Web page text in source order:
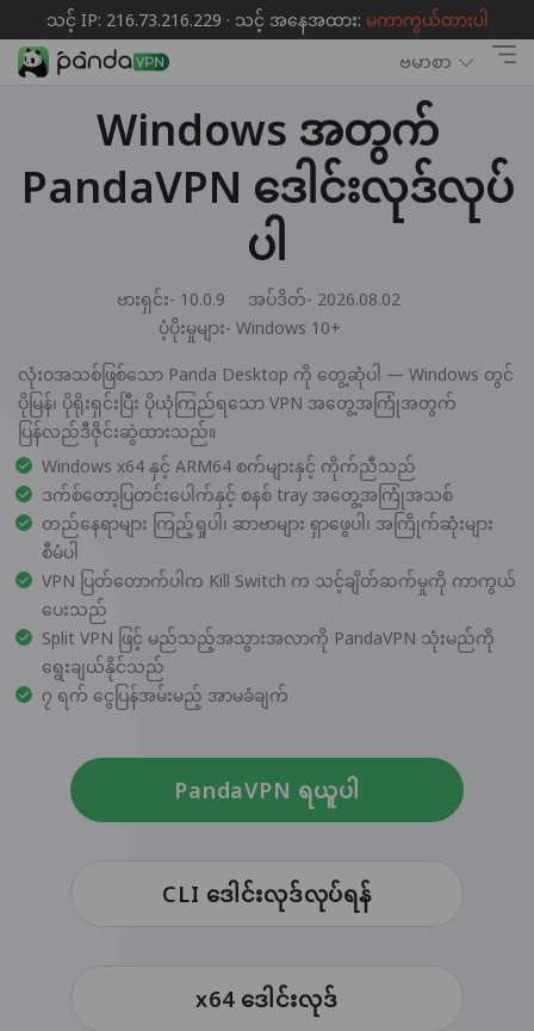
သင့် IP: 216.73.216.229 · သင့် အနေအထား: မကာကွယ်ထားပါ
ဗမာစာ
Windows အတွက်
PandaVPN ဒေါင်းလုဒ်လုပ်
ပါ
ဗားရှင်း- 10.0.9
အပ်ဒိတ်- 2026.08.02
ပံ့ပိုးမှုများ- Windows 10+
လုံးဝအသစ်ဖြစ်သော Panda Desktop ကို တွေ့ဆုံပါ — Windows တွင်
ပိုမြန်၊ ပိုရိုးရှင်းပြီး ပိုယုံကြည်ရသော VPN အတွေ့အကြုံအတွက်
ပြန်လည်ဒီဇိုင်းဆွဲထားသည်။
Windows x64 နှင့် ARM64 စက်များနှင့် ကိုက်ညီသည်
ဒက်စ်တော့ပြတင်းပေါက်နှင့် စနစ် tray အတွေ့အကြုံအသစ်
တည်နေရာများ ကြည့်ရှုပါ၊ ဆာဗာများ ရှာဖွေပါ၊ အကြိုက်ဆုံးများ
စီမံပါ
VPN ပြတ်တောက်ပါက Kill Switch က သင့်ချိတ်ဆက်မှုကို ကာကွယ်
ပေးသည်
Split VPN ဖြင့် မည်သည့်အသွားအလာကို PandaVPN သုံးမည်ကို
ရွေးချယ်နိုင်သည်
၇ ရက် ငွေပြန်အမ်းမည့် အာမခံချက်
PandaVPN ရယူပါ
CLI ဒေါင်းလုဒ်လုပ်ရန်
x64 ဒေါင်းလုဒ်